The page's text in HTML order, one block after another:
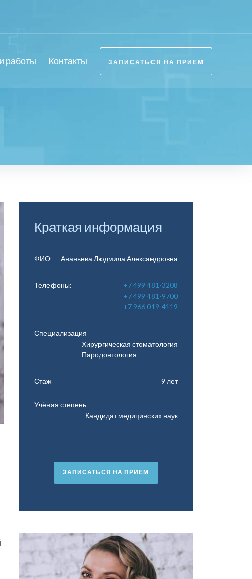
работы Контакты ЗАПИСАТЬСЯ НА ПРИЁМ
Краткая информация
ФИО Ананьева Людмила Александровна
Телефоны:
+7 499 481-3208
+7 499 481-9700
+7 966 019-4119
Специализация
Хирургическая стоматология
Пародонтология
Стаж 9 лет
Учёная степень
Кандидат медицинских наук
ЗАПИСАТЬСЯ НА ПРИЁМ